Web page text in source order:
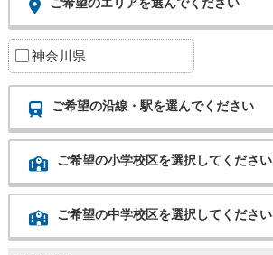
神奈川県
ご希望の沿線・駅を選んでください
ご希望の小学校区を選択してください
ご希望の中学校区を選択してください